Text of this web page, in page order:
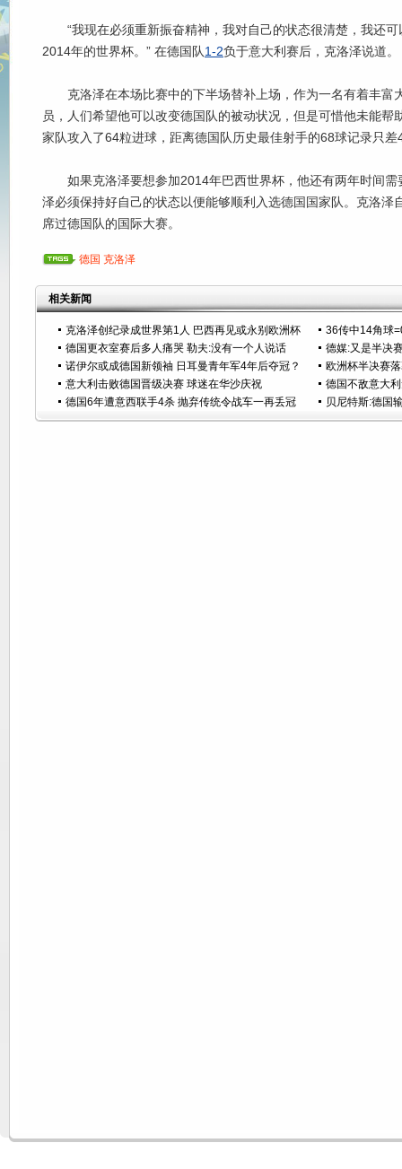
“我现在必须重新振奋精神，我对自己的状态很清楚，我还可
2014年的世界杯。” 在德国队1-2负于意大利赛后，克洛泽说道。
克洛泽在本场比赛中的下半场替补上场，作为一名有着丰富
员，人们希望他可以改变德国队的被动状况，但是可惜他未能帮
家队攻入了64粒进球，距离德国队历史最佳射手的68球记录只差
如果克洛泽要想参加2014年巴西世界杯，他还有两年时间需
泽必须保持好自己的状态以便能够顺利入选德国国家队。克洛泽
席过德国队的国际大赛。
德国 克洛泽
相关新闻
克洛泽创纪录成世界第1人 巴西再见或永别欧洲杯
36传中14角球
德国更衣室赛后多人痛哭 勒夫:没有一个人说话
德媒:又是半决
诺伊尔或成德国新领袖 日耳曼青年军4年后夺冠？
欧洲杯半决赛
意大利击败德国晋级决赛 球迷在华沙庆祝
德国不敌意大
德国6年遭意西联手4杀 抛弃传统令战车一再丢冠
贝尼特斯:德国